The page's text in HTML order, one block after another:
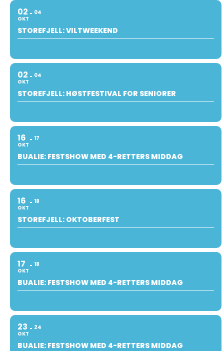
02
OKT
04
STOREFJELL: VILTWEEKEND
02
OKT
04
STOREFJELL: HØSTFESTIVAL FOR SENIORER
16
OKT
17
BUALIE: FESTSHOW MED 4-RETTERS MIDDAG
16
OKT
18
STOREFJELL: OKTOBERFEST
17
OKT
18
BUALIE: FESTSHOW MED 4-RETTERS MIDDAG
23
OKT
24
BUALIE: FESTSHOW MED 4-RETTERS MIDDAG